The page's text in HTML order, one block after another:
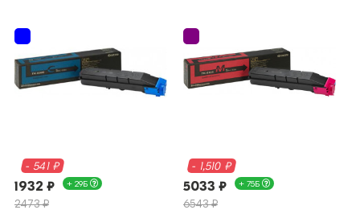
- 541 ₽
1932 ₽ + 29Б
2473 ₽
- 1,510 ₽
5033 ₽ + 75Б
6543 ₽